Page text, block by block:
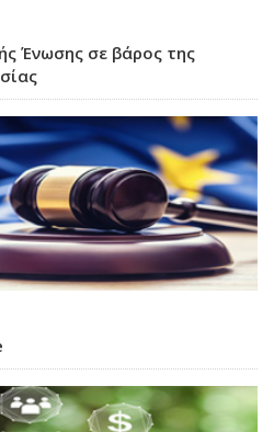
Ένωσης σε βάρος της